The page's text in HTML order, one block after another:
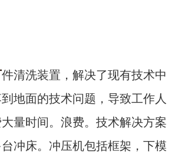
件清洗装置，解决了现有技术中
地面的技术问题，导致工作人
量时间。浪费。技术解决方案
冲床。冲压机包括框架，下模